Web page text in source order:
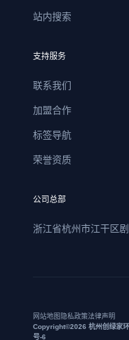
站内搜索
支持服务
联系我们
加盟合作
标签导航
荣誉资质
公司总部
浙江省杭州市江干区
网站地图 隐私政策法律声明
Copyright©2026 杭州创绿家
号-6